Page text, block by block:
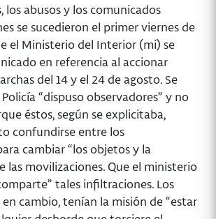
los abusos y los comunicados
se sucedieron el primer viernes de
el Ministerio del Interior (mi) se
en referencia al accionar
del 14 y el 24 de agosto. Se
“dispuso observadores” y no
éstos, según se explicitaba,
confundirse entre los
cambiar “los objetos y la
las movilizaciones. Que el ministerio
tales infiltraciones. Los
en cambio, tenían la misión de “estar